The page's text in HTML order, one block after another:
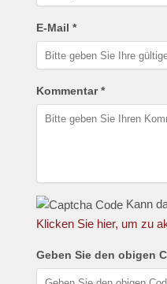
E-Mail *
Kommentar *
Kann
Klicken Sie hier, um zu
Geben Sie den obigen